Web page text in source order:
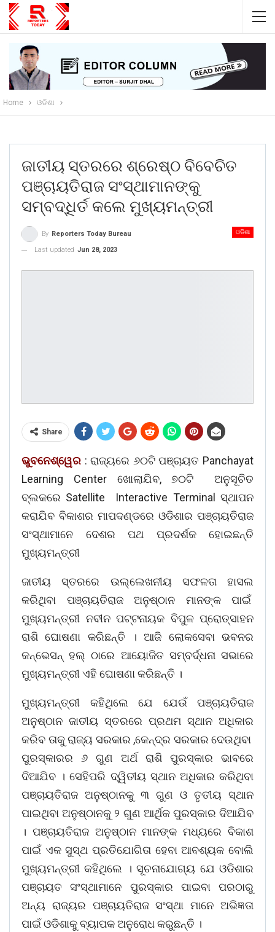
Home ଓଡିଶା
ଜାତୀୟ ସ୍ତରରେ ଶ୍ରେଷ୍ଠ ବିବେଚିତ
ପଞ୍ଚାୟତିରାଜ ସଂସ୍ଥାମାନଙ୍କୁ
ସମ୍ବଦ୍ଧିର୍ତ କଲେ ମୁଖ୍ୟମନ୍ତ୍ରୀ
ଓଡିଶା
By Reporters Today Bureau
Last updated Jun 28, 2023
Share
ଭୁବନେଶ୍ୱେର : ରାଜ୍ୟରେ ୬୦ଟି ପଞ୍ଚାୟତ Panchayat
Learning Center ଖୋଲାଯିବ, ୭୦ଟି ଅନୁସୂଚିତ
ବ୍ଲକରେ Satellite Interactive Terminal ସ୍ଥାପନ
କରାଯିବ ବିକାଶର ମାପଦଣ୍ଡରେ ଓଡିଶାର ପଞ୍ଚାୟତିରାଜ
ସଂସ୍ଥାମାନେ ଦେଶର ପଥ ପ୍ରଦର୍ଶକ ହୋଇଛନ୍ତି
ମୁଖ୍ୟମନ୍ତ୍ରୀ
ଜାତୀୟ ସ୍ତରରେ ଉଲ୍ଲେଖନୀୟ ସଫଳତା ହାସଲ
କରିଥିବା ପଞ୍ଚାୟତିରାଜ ଅନୁଷ୍ଠାନ ମାନଙ୍କ ପାଇଁ
ମୁଖ୍ୟମନ୍ତ୍ରୀ ନବୀନ ପଟ୍ଟନାୟକ ବିପୁଳ ପ୍ରୋତ୍ସାହନ
ରାଶି ଘୋଷଣା କରିଛନ୍ତି । ଆଜି ଲୋକସେବା ଭବନର
କନ୍‌ଭେସନ୍ ହଲ୍ ଠାରେ ଆୟୋଜିତ ସମ୍ବର୍ଦ୍ଧନା ସଭାରେ
ମୁଖ୍ୟମନ୍ତ୍ରୀ ଏହି ଘୋଷଣା କରିଛନ୍ତି ।
ମୁଖ୍ୟମନ୍ତ୍ରୀ କହିଥିଲେ ଯେ ଯେଉଁ ପଞ୍ଚାୟତିରାଜ
ଅନୁଷ୍ଠାନ ଜାତୀୟ ସ୍ତରରେ ପ୍ରଥମ ସ୍ଥାନ ଅଧିକାର
କରିବ ତାକୁ ରାଜ୍ୟ ସରକାର ,କେନ୍ଦ୍ର ସରକାର ଦେଉଥିବା
ପୁରସ୍କାରର ୬ ଗୁଣ ଅର୍ଥ ରାଶି ପୁରସ୍କାର ଭାବରେ
ଦିଆଯିବ । ସେହିପରି ଦ୍ୱିତୀୟ ସ୍ଥାନ ଅଧିକାର କରିଥିବା
ପଞ୍ଚାୟତିରାଜ ଅନୁଷ୍ଠାନକୁ ୩ ଗୁଣ ଓ ତୃତୀୟ ସ୍ଥାନ
ପାଇଥିବା ଅନୁଷ୍ଠାନକୁ ୨ ଗୁଣ ଆର୍ଥିକ ପୁରସ୍କାର ଦିଆଯିବ
। ପଞ୍ଚାୟତିରାଜ ଅନୁଷ୍ଠାନ ମାନଙ୍କ ମଧ୍ୟରେ ବିକାଶ
ପାଇଁ ଏକ ସୁସ୍ଥ ପ୍ରତିଯୋଗିତା ହେବା ଆବଶ୍ୟକ ବୋଲି
ମୁଖ୍ୟମନ୍ତ୍ରୀ କହିଥିଲେ । ସୂଚନାଯୋଗ୍ୟ ଯେ ଓଡିଶାର
ପଞ୍ଚାୟତ ସଂସ୍ଥାମାନେ ପୁରସ୍କାର ପାଇବା ପରଠାରୁ
ଅନ୍ୟ ରାଜ୍ୟର ପଞ୍ଚାୟତିରାଜ ସଂସ୍ଥା ମାନେ ଅଭିଜ୍ଞତା
ପାଇଁ ଓଡିଶାକୁ ବ୍ୟାପକ ଅନୁରୋଧ କରୁଛନ୍ତି ।